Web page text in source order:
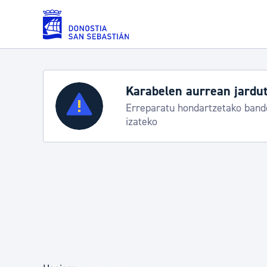
Eduki nagusira joan
Zerbitzuak
Errolda eta gai pertsonalak
Aste Nagusia 2026:
Abuztuak 8-15